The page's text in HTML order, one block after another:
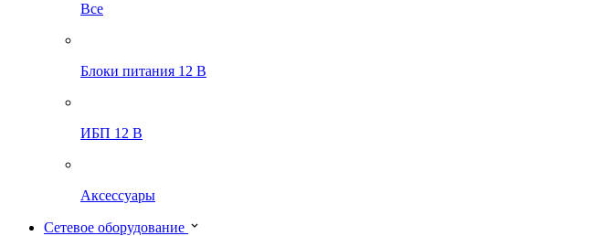
Все
Блоки питания 12 В
ИБП 12 В
Аксессуары
Сетевое оборудование